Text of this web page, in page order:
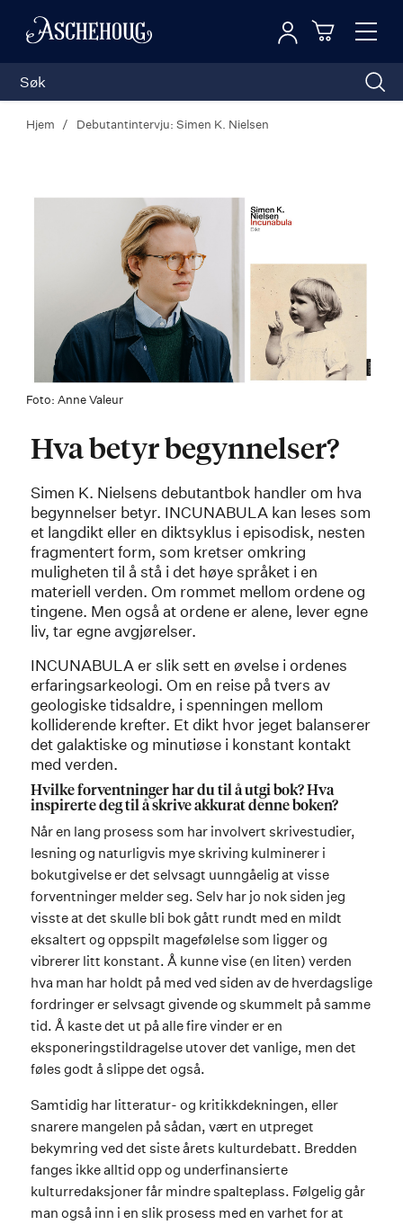
Toggle
Logg inn
Hjem Debutantintervju: Simen K. Nielsen
Foto: Anne Valeur
Hva betyr begynnelser?
Simen K. Nielsens debutantbok handler om hva
begynnelser betyr. INCUNABULA kan leses som
et langdikt eller en diktsyklus i episodisk, nesten
fragmentert form, som kretser omkring
muligheten til å stå i det høye språket i en
materiell verden. Om rommet mellom ordene og
tingene. Men også at ordene er alene, lever egne
liv, tar egne avgjørelser.
INCUNABULA er slik sett en øvelse i ordenes
erfaringsarkeologi. Om en reise på tvers av
geologiske tidsaldre, i spenningen mellom
kolliderende krefter. Et dikt hvor jeget balanserer
det galaktiske og minutiøse i konstant kontakt
med verden.
Hvilke forventninger har du til å utgi bok? Hva
inspirerte deg til å skrive akkurat denne boken?
Når en lang prosess som har involvert skrivestudier,
lesning og naturligvis mye skriving kulminerer i
bokutgivelse er det selvsagt uunngåelig at visse
forventninger melder seg. Selv har jo nok siden jeg
visste at det skulle bli bok gått rundt med en mildt
eksaltert og oppspilt magefølelse som ligger og
vibrerer litt konstant. Å kunne vise (en liten) verden
hva man har holdt på med ved siden av de hverdagslige
fordringer er selvsagt givende og skummelt på samme
tid. Å kaste det ut på alle fire vinder er en
eksponeringstildragelse utover det vanlige, men det
føles godt å slippe det også.
Samtidig har litteratur- og kritikkdekningen, eller
snarere mangelen på sådan, vært en utpreget
bekymring ved det siste årets kulturdebatt. Bredden
fanges ikke alltid opp og underfinansierte
kulturredaksjoner får mindre spalteplass. Følgelig går
man også inn i en slik prosess med en varhet for at